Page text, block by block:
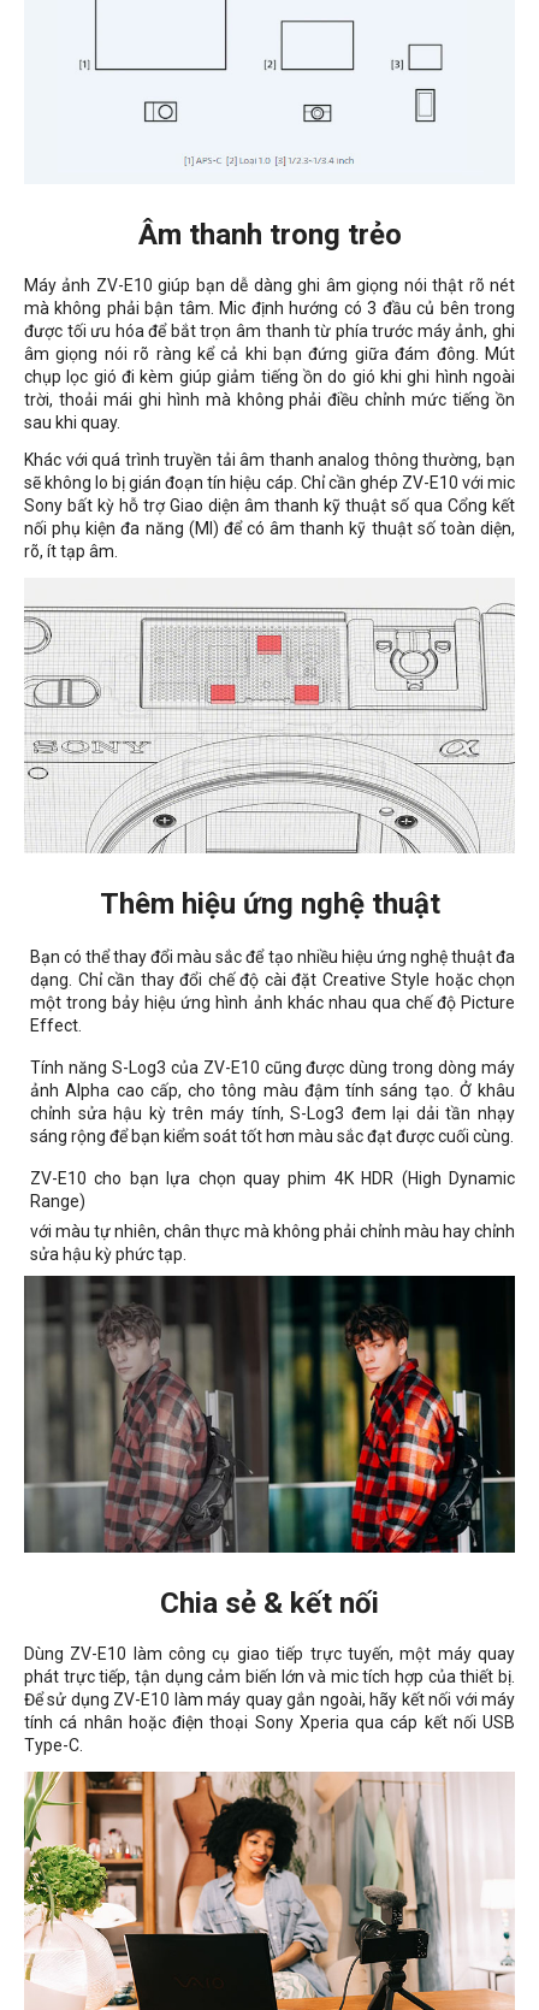
Âm thanh trong trẻo
Máy ảnh ZV-E10 giúp bạn dễ dàng ghi âm giọng nói thật rõ nét
mà không phải bận tâm. Mic định hướng có 3 đầu củ bên trong
được tối ưu hóa để bắt trọn âm thanh từ phía trước máy ảnh, ghi
âm giọng nói rõ ràng kể cả khi bạn đứng giữa đám đông. Mút
chụp lọc gió đi kèm giúp giảm tiếng ồn do gió khi ghi hình ngoài
trời, thoải mái ghi hình mà không phải điều chỉnh mức tiếng ồn
sau khi quay.
Khác với quá trình truyền tải âm thanh analog thông thường, bạn
sẽ không lo bị gián đoạn tín hiệu cáp. Chỉ cần ghép ZV-E10 với mic
Sony bất kỳ hỗ trợ Giao diện âm thanh kỹ thuật số qua Cổng kết
nối phụ kiện đa năng (MI) để có âm thanh kỹ thuật số toàn diện,
rõ, ít tạp âm.
Thêm hiệu ứng nghệ thuật
Bạn có thể thay đổi màu sắc để tạo nhiều hiệu ứng nghệ thuật đa
dạng. Chỉ cần thay đổi chế độ cài đặt Creative Style hoặc chọn
một trong bảy hiệu ứng hình ảnh khác nhau qua chế độ Picture
Effect.
Tính năng S-Log3 của ZV-E10 cũng được dùng trong dòng máy
ảnh Alpha cao cấp, cho tông màu đậm tính sáng tạo. Ở khâu
chỉnh sửa hậu kỳ trên máy tính, S-Log3 đem lại dải tần nhạy
sáng rộng để bạn kiểm soát tốt hơn màu sắc đạt được cuối cùng.
ZV-E10cho bạn lựa chọn quay phim 4K HDR (High Dynamic
Range)
với màu tự nhiên, chân thực mà không phải chỉnh màu hay chỉnh
sửa hậu kỳ phức tạp.
Chia sẻ & kết nối
Dùng ZV-E10 làm công cụ giao tiếp trực tuyến, một máy quay
phát trực tiếp, tận dụng cảm biến lớn và mic tích hợp của thiết bị.
Để sử dụng ZV-E10 làm máy quay gắn ngoài, hãy kết nối với máy
tính cá nhân hoặc điện thoại Sony Xperia qua cáp kết nối USB
Type-C.